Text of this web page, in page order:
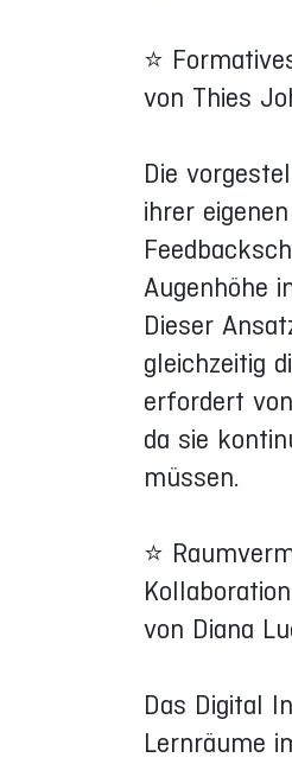
⭐
von Thies
Die
ihrer
Augenhöhe
Dieser
gleichzeitig
erfordert
da sie
müssen.
⭐
Kollaboration
von Diana
Das Digital
Lernräume